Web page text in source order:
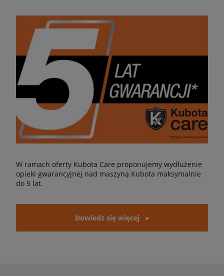
W ramach oferty Kubota Care proponujemy wydłużenie
opieki gwarancyjnej nad maszyną Kubota maksymalnie
do 5 lat.
Dowiedz się więcej